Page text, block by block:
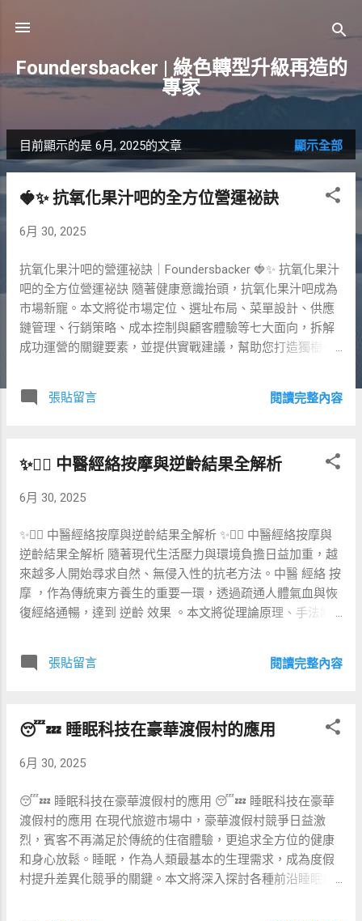
Foundersbacker | 綠色轉型升級再造的
專家
發
章
目前顯示的是 6月, 2025的文章 顯示全部
🍓✨ 抗氧化果汁吧的全方位營運祕訣
6月 30, 2025
抗氧化果汁吧的營運祕訣｜Foundersbacker 🍓✨ 抗氧化果汁
吧的全方位營運祕訣 隨著健康意識抬頭，抗氧化果汁吧成為
市場新寵。本文將從市場定位、選址布局、菜單設計、供應
鏈管理、行銷策略、成本控制與顧客體驗等七大面向，拆解
成功運營的關鍵要素，並提供實戰建議，幫助您打造獨樹一
並結合輕食、健康餐盒，提升客單價。同時，利用線上問卷
瑜伽館或辦公商圈，並採用開放式吧台設計，讓顧客邊等邊
高峰設置等候區與外帶吧台，兼顧堂飲與外帶需求。 📋 菜單
標示主要功能（抗氧化、美白、增強免疫）。以下表格比較
兩種系列的主要差異： 項目 標配系列 客製化系列 定價
NT$120–150 NT$160–200 材料 固定配方 自由搭配6種元素
製程 快捷出杯 現場客製調整 包裝 環保紙杯 可回收玻璃瓶 🔗
供應鏈管理與合作 與有機果農或中央廚房簽訂短期契作，確
錄，並定期審核品質與配送時效，降低庫存與損耗。 📈 行銷
Email，轉為後續會員行銷名單。 💰 成本控制與利潤管理 成
本拆解為材料成本、租金、人事與行銷費用。建議採週期性
張貼留言 閱讀完整內容
✨💆‍♀️ 中醫經絡按摩與逆齡結果全解析
6月 30, 2025
✨💆‍♀️ 中醫經絡按摩與逆齡結果全解析 ✨💆‍♀️ 中醫經絡按摩與
逆齡結果全解析 隨著現代生活壓力與環境負擔日益加重，越
來越多人開始尋求自然、無侵入性的抗老方法。中醫 經絡 按
摩 ，作為傳統東方養生的重要一環，透過疏通人體氣血與恢
復經絡通暢，達到 逆齡 效果 。本文將從理論原理、手法解
經絡按摩在逆齡養生上的實際價值。 🌿🔍 一、什麼是中醫經
絡按摩？ 中醫經絡按摩，又稱 推拿 ，是透過手法（如按、
行之途徑，當經絡不通則生百病；按摩能打通「經脈阻
原理 人體衰老與氣血失衡、微循環減弱、內分泌紊亂等密切
善皮膚及組織的營養供應。 調整神經內分泌：透過穴位作
用，調控自主神經系統與內分泌腺（如腎上腺、垂體），提
升抗壓能力。 激活免疫功能：增強淋巴循環，促進細胞代謝
與廢物排除。 💆‍♂️✨ 三、主要手法與流程概述 一般中醫經絡按
摩包含以下步驟： 全身熱身：輕柔撫觸背部、大腿等大面積
張貼留言 閱讀完整內容
😴💤 睡眠科技在豪華渡假村的應用
6月 30, 2025
😴💤 睡眠科技在豪華渡假村的應用 😴💤 睡眠科技在豪華
渡假村的應用 在現代旅遊市場中，豪華渡假村競爭日益激
烈，賓客不再滿足於傳統的住宿體驗，更追求全方位的健康
和身心放鬆。睡眠，作為人類最基本的生理需求，成為度假
村提升差異化競爭的關鍵。本文將深入探討各種前沿睡眠科